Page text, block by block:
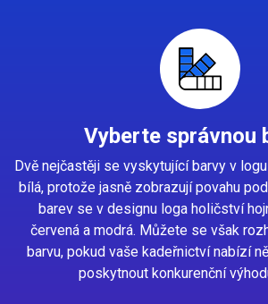
Vyberte správnou
Dvě nejčastěji se vyskytující barvy v
bílá, protože jasně zobrazují povahu
barev se v designu loga holičství
červená a modrá. Můžete se však
barvu, pokud vaše kadeřnictví nabízí
poskytnout konkurenční